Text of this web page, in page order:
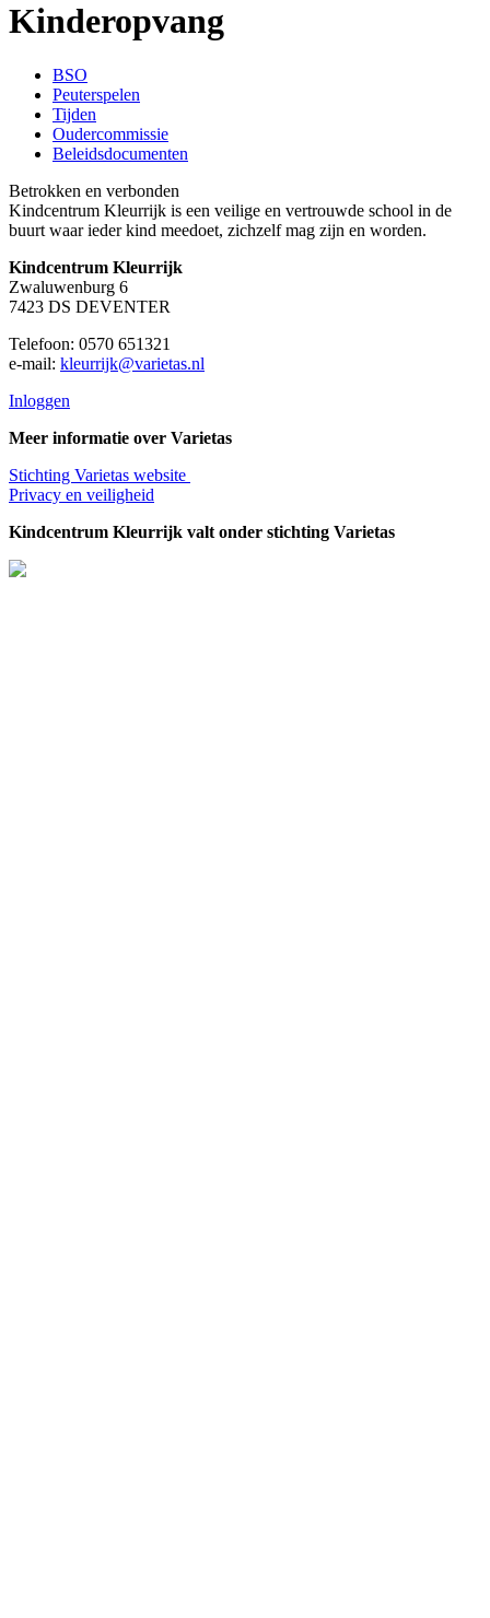
Kinderopvang
BSO
Peuterspelen
Tijden
Oudercommissie
Beleidsdocumenten
Betrokken en verbonden
Kindcentrum Kleurrijk is een veilige en vertrouwde school in de
buurt waar ieder kind meedoet, zichzelf mag zijn en worden.
Kindcentrum Kleurrijk
Zwaluwenburg 6
7423 DS DEVENTER
Telefoon: 0570 651321
e-mail: kleurrijk@varietas.nl
Inloggen
Meer informatie over Varietas
Stichting Varietas website
Privacy en veiligheid
Kindcentrum Kleurrijk valt onder stichting Varietas